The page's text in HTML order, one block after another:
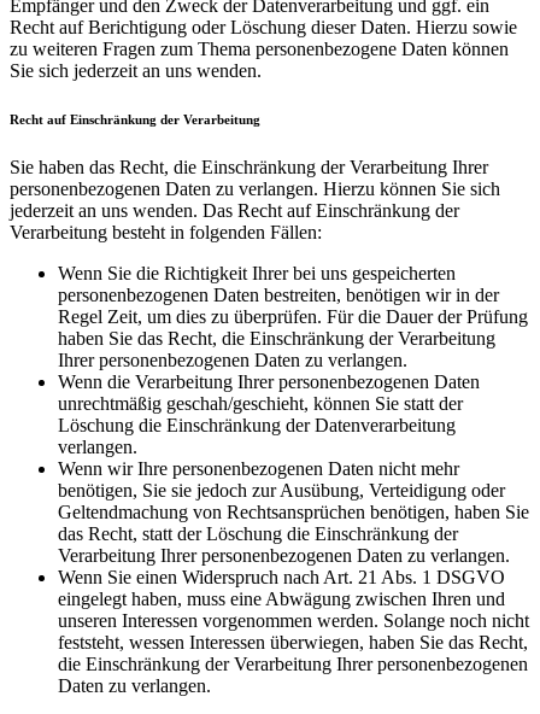
Empfänger und den Zweck der Datenverarbeitung und ggf. ein
Recht auf Berichtigung oder Löschung dieser Daten. Hierzu sowie
zu weiteren Fragen zum Thema personenbezogene Daten können
Sie sich jederzeit an uns wenden.
Recht auf Einschränkung der Verarbeitung
Sie haben das Recht, die Einschränkung der Verarbeitung Ihrer
personenbezogenen Daten zu verlangen. Hierzu können Sie sich
jederzeit an uns wenden. Das Recht auf Einschränkung der
Verarbeitung besteht in folgenden Fällen:
Wenn Sie die Richtigkeit Ihrer bei uns gespeicherten
personenbezogenen Daten bestreiten, benötigen wir in der
Regel Zeit, um dies zu überprüfen. Für die Dauer der Prüfung
haben Sie das Recht, die Einschränkung der Verarbeitung
Ihrer personenbezogenen Daten zu verlangen.
Wenn die Verarbeitung Ihrer personenbezogenen Daten
unrechtmäßig geschah/geschieht, können Sie statt der
Löschung die Einschränkung der Datenverarbeitung
verlangen.
Wenn wir Ihre personenbezogenen Daten nicht mehr
benötigen, Sie sie jedoch zur Ausübung, Verteidigung oder
Geltendmachung von Rechtsansprüchen benötigen, haben Sie
das Recht, statt der Löschung die Einschränkung der
Verarbeitung Ihrer personenbezogenen Daten zu verlangen.
Wenn Sie einen Widerspruch nach Art. 21 Abs. 1 DSGVO
eingelegt haben, muss eine Abwägung zwischen Ihren und
unseren Interessen vorgenommen werden. Solange noch nicht
feststeht, wessen Interessen überwiegen, haben Sie das Recht,
die Einschränkung der Verarbeitung Ihrer personenbezogenen
Daten zu verlangen.